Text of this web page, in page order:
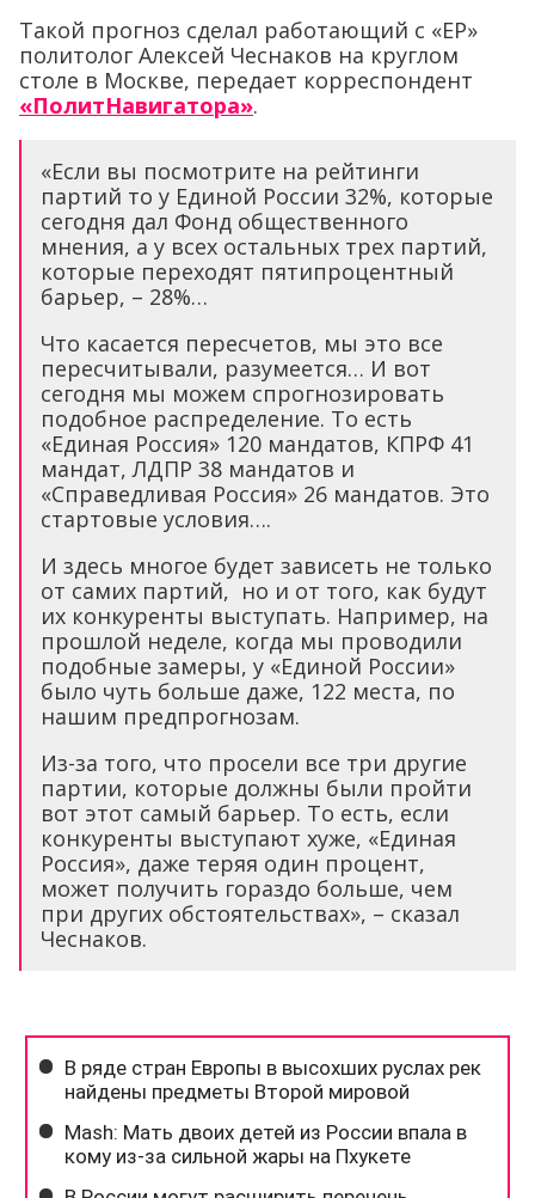
Такой прогноз сделал работающий с «ЕР»
политолог Алексей Чеснаков на круглом
столе в Москве, передает корреспондент
«ПолитНавигатора».
«Если вы посмотрите на рейтинги
партий то у Единой России 32%, которые
сегодня дал Фонд общественного
мнения, а у всех остальных трех партий,
которые переходят пятипроцентный
барьер, – 28%…
Что касается пересчетов, мы это все
пересчитывали, разумеется… И вот
сегодня мы можем спрогнозировать
подобное распределение. То есть
«Единая Россия» 120 мандатов, КПРФ 41
мандат, ЛДПР 38 мандатов и
«Справедливая Россия» 26 мандатов. Это
стартовые условия….
И здесь многое будет зависеть не только
от самих партий, но и от того, как будут
их конкуренты выступать. Например, на
прошлой неделе, когда мы проводили
подобные замеры, у «Единой России»
было чуть больше даже, 122 места, по
нашим предпрогнозам.
Из-за того, что просели все три другие
партии, которые должны были пройти
вот этот самый барьер. То есть, если
конкуренты выступают хуже, «Единая
Россия», даже теряя один процент,
может получить гораздо больше, чем
при других обстоятельствах», – сказал
Чеснаков.